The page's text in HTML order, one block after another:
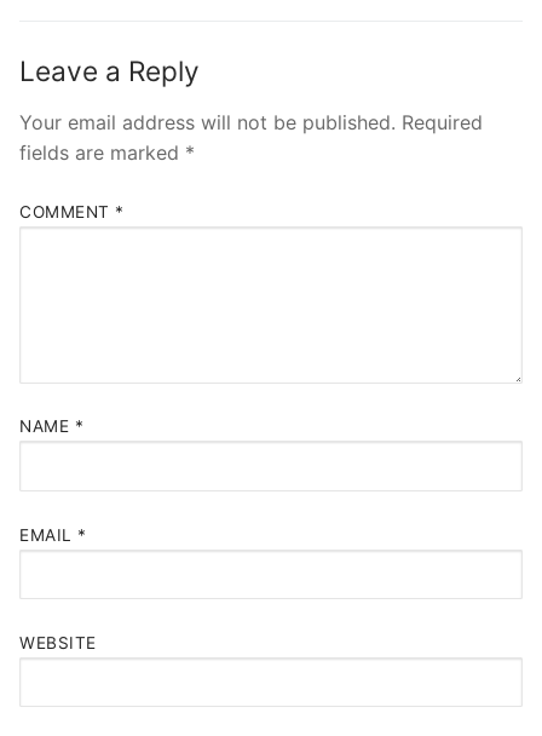
Leave a Reply
Your email address will not be published. Required
fields are marked *
COMMENT *
NAME *
EMAIL *
WEBSITE